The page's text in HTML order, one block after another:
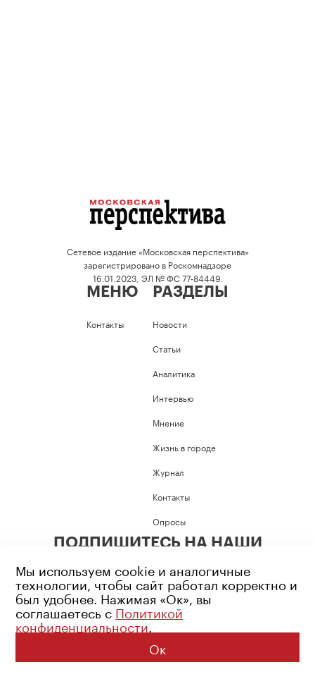
Сетевое издание «Московская перспектива»
зарегистрировано в Роскомнадзоре
16.01.2023, ЭЛ № ФС 77-84449.
МЕНЮ
Контакты
РАЗДЕЛЫ
Новости
Статьи
Аналитика
Интервью
Мнение
Жизнь в городе
Журнал
Контакты
Опросы
ПОДПИШИТЕСЬ НА НАШИ
Возрастное ограничение: 16+
Политика конфиденциальности
© 2026 Все права защищены
Мы используем cookie и аналогичные
технологии, чтобы сайт работал корректно и
был удобнее. Нажимая «Ок», вы
соглашаетесь с Политикой
конфиденциальности.
Ок